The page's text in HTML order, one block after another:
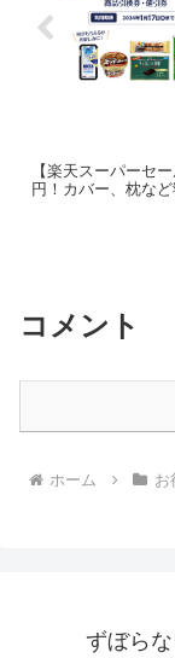
【楽天スーパーセ
円！カバー、枕な
コメント
ホーム お
ずぼら